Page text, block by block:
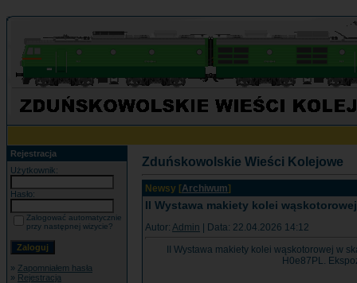
Rejestracja
Użytkownik:
Hasło:
Zalogować automatycznie
przy następnej wizycie?
» Zapomniałem hasła
» Rejestracja
Zduńskowolskie Wieści Kolejowe
Newsy [Archiwum]
II Wystawa makiety kolei
Autor: Admin | Data: 22.04.2026 14:12
II Wystawa makiety kolei wąskotorowej w
H0e87PL.